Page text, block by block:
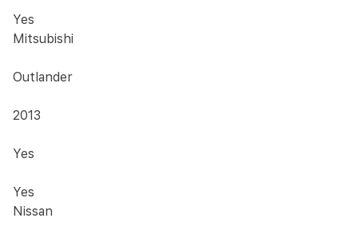
Yes
Mitsubishi
Outlander
2013
Yes
Yes
Nissan